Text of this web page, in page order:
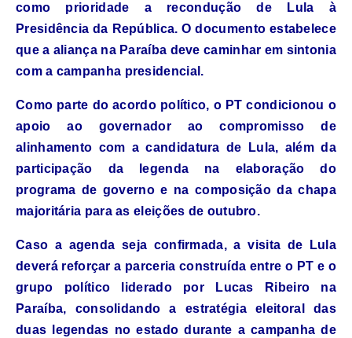
como prioridade a recondução de Lula à
Presidência da República. O documento estabelece
que a aliança na Paraíba deve caminhar em sintonia
com a campanha presidencial.
Como parte do acordo político, oPT condicionou o
apoio ao governador ao compromisso de
alinhamento com a candidatura de Lula, além da
participação da legenda na elaboração do
programa de governo e na composição da chapa
majoritária para as eleições de outubro.
Caso a agenda seja confirmada, a visita de Lula
deverá reforçar a parceria construída entre o PT e o
grupo político liderado por Lucas Ribeiro na
Paraíba, consolidando a estratégia eleitoral das
duas legendas no estado durante a campanha de